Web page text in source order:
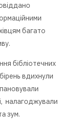
багато
бібліотечних
вдихнули
налагоджували
зум.